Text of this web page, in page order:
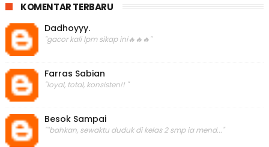
KOMENTAR TERBARU
Dadhoyyy.
"gacor kali lpm sikap ini🔥🔥🔥"
Farras Sabian
"loyal, total, konsisten!! "
Besok Sampai
""bahkan, sewaktu duduk di kelas 2 smp ia mend..."